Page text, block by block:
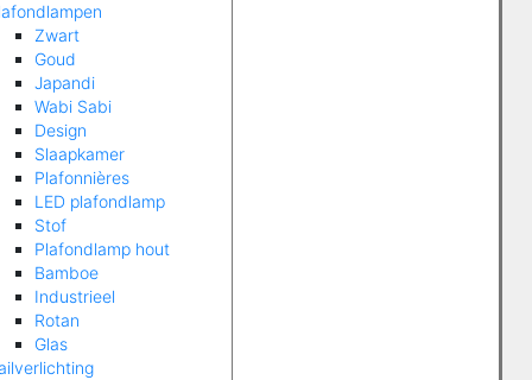
Zwart
Goud
Japandi
Wabi Sabi
Design
Slaapkamer
Plafonnières
LED plafondlamp
Stof
Plafondlamp hout
Bamboe
Industrieel
Rotan
Glas